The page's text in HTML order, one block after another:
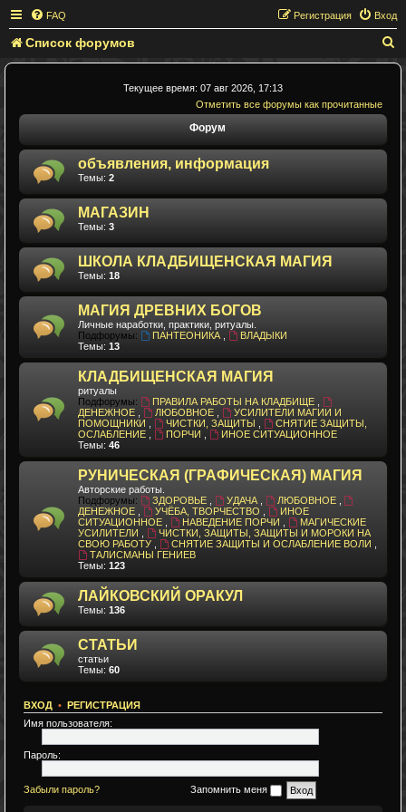
FAQ Вход
Регистрация
Список форумов
о
Текущее время: 07 авг 2026, 17:13
Отметить все форумы как прочитанные
Форум
объявления, информация
Темы: 2
МАГАЗИН
Темы: 3
ШКОЛА КЛАДБИЩЕНСКАЯ МАГИЯ
Темы: 18
МАГИЯ ДРЕВНИХ БОГОВ
Личные наработки, практики, ритуалы.
Подфорумы:
ПАНТЕОНИКА
ВЛАДЫКИ
Темы: 13
КЛАДБИЩЕНСКАЯ МАГИЯ
ритуалы
Подфорумы:
ПРАВИЛА РАБОТЫ НА КЛАДБИЩЕ
ДЕНЕЖНОЕ
ЛЮБОВНОЕ
УСИЛИТЕЛИ МАГИИ И
ПОМОЩНИКИ
ЧИСТКИ, ЗАЩИТЫ
СНЯТИЕ ЗАЩИТЫ,
ОСЛАБЛЕНИЕ
ПОРЧИ
ИНОЕ СИТУАЦИОННОЕ
Темы: 46
РУНИЧЕСКАЯ (ГРАФИЧЕСКАЯ) МАГИЯ
Авторские работы.
Подфорумы:
ЗДОРОВЬЕ УДАЧА ЛЮБОВНОЕ
ДЕНЕЖНОЕ
УЧЁБА, ТВОРЧЕСТВО
ИНОЕ
СИТУАЦИОННОЕ
НАВЕДЕНИЕ ПОРЧИ
МАГИЧЕСКИЕ
УСИЛИТЕЛИ
ЧИСТКИ, ЗАЩИТЫ, ЗАЩИТЫ И МОРОКИ НА
СВОЮ РАБОТУ
СНЯТИЕ ЗАЩИТЫ И ОСЛАБЛЕНИЕ ВОЛИ
ТАЛИСМАНЫ ГЕНИЕВ
Темы: 123
ЛАЙКОВСКИЙ ОРАКУЛ
Темы: 136
СТАТЬИ
статьи
Темы: 60
ВХОД • РЕГИСТРАЦИЯ
Имя пользователя:
Пароль:
Забыли пароль? Запомнить меня